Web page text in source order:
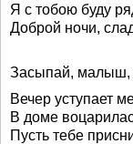
Я с тобою буду
Доброй ночи,
Засыпай, малыш,
Вечер уступает
В доме
Пусть тебе